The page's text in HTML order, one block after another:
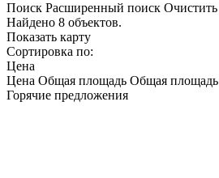
Поиск Расширенный поиск Очистить
Найдено 8 объектов.
Показать карту
Сортировка по:
Цена
Цена Общая площадь Общая площадь
Горячие предложения